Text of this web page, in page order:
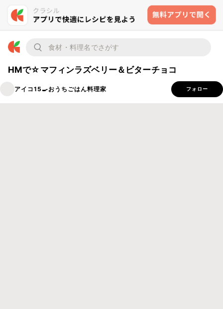
HMで☆マフィンラズベリー＆ビターチョコ
アイコ15🍳おうちごはん料理家 フォロー